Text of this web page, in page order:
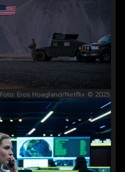
Foto: Eros Hoagland/Netflix © 2025.